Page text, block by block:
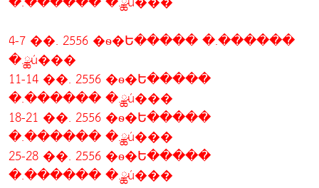
4-7 ��. 2556 �ѳ�Ե����� �.������
�.ྪú���
11-14 ��. 2556 �ѳ�Ե�����
�.������ �.ྪú���
18-21 ��. 2556 �ѳ�Ե�����
�.������ �.ྪú���
25-28 ��. 2556 �ѳ�Ե�����
�.������ �.ྪú���